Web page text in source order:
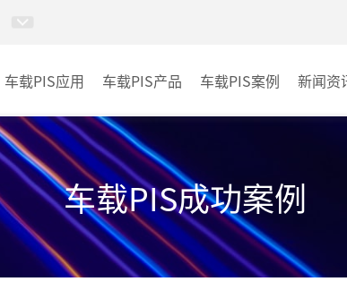
车载PIS应用 车载PIS产品
PIS系统
车载PIS案例
地铁
其它
新闻资
车载PIS成功案例